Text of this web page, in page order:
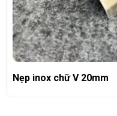
Nẹp inox chữ V 20mm